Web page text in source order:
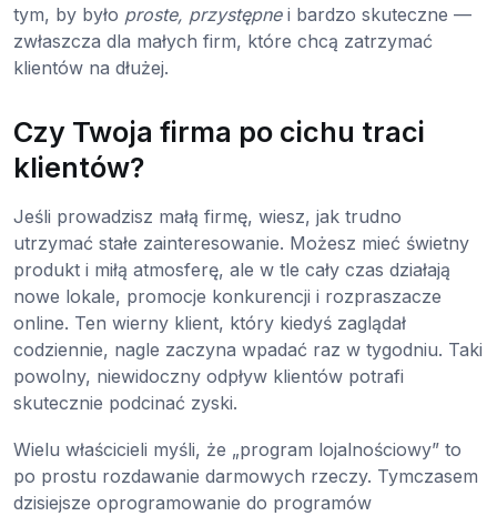
tym, by było proste, przystępnei bardzo skuteczne —
zwłaszcza dla małych firm, które chcą zatrzymać
klientów na dłużej.
Czy Twoja firma po cichu traci
klientów?
Jeśli prowadzisz małą firmę, wiesz, jak trudno
utrzymać stałe zainteresowanie. Możesz mieć świetny
produkt i miłą atmosferę, ale w tle cały czas działają
nowe lokale, promocje konkurencji i rozpraszacze
online. Ten wierny klient, który kiedyś zaglądał
codziennie, nagle zaczyna wpadać raz w tygodniu. Taki
powolny, niewidoczny odpływ klientów potrafi
skutecznie podcinać zyski.
Wielu właścicieli myśli, że „program lojalnościowy” to
po prostu rozdawanie darmowych rzeczy. Tymczasem
dzisiejsze oprogramowanie do programów